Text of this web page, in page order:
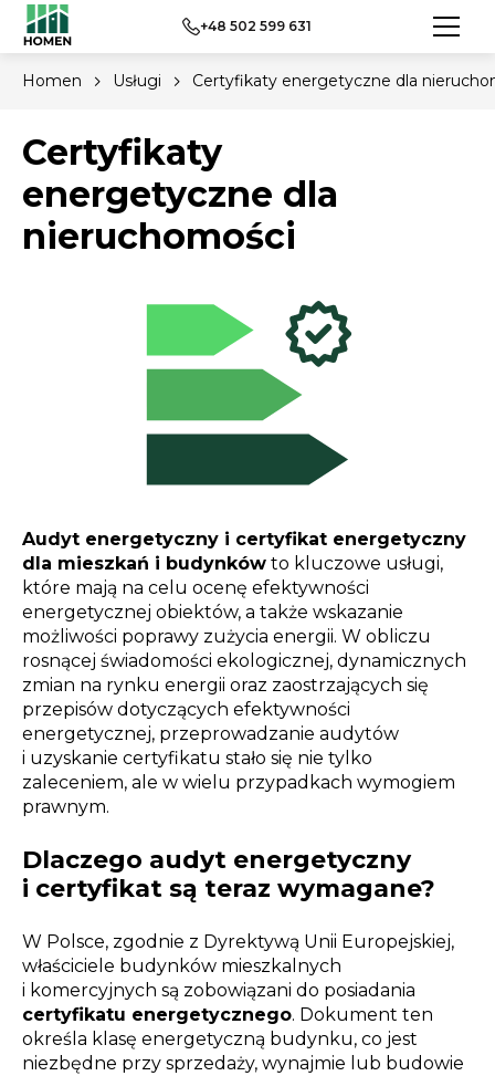
+48 502 599 631
Homen Usługi Certyfikaty energetyczne dla
Certyfikaty
energetyczne dla
nieruchomości
Audyt energetyczny i certyfikat energetyczny
dla mieszkań i budynków to kluczowe usługi,
które mają na celu ocenę efektywności
energetycznej obiektów, a także wskazanie
możliwości poprawy zużycia energii. W obliczu
rosnącej świadomości ekologicznej, dynamicznych
zmian na rynku energii oraz zaostrzających się
przepisów dotyczących efektywności
energetycznej, przeprowadzanie audytów
i uzyskanie certyfikatu stało się nie tylko
zaleceniem, ale w wielu przypadkach wymogiem
prawnym.
Dlaczego audyt energetyczny
i certyfikat są teraz wymagane?
W Polsce, zgodnie z Dyrektywą Unii Europejskiej,
właściciele budynków mieszkalnych
i komercyjnych są zobowiązani do posiadania
certyfikatu energetycznego. Dokument ten
określa klasę energetyczną budynku, co jest
niezbędne przy sprzedaży, wynajmie lub budowie